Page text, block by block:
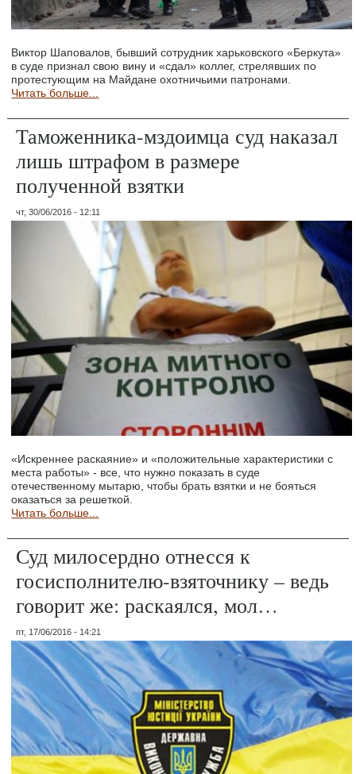
Виктор Шаповалов, бывший сотрудник харьковского «Беркута»
в суде признал свою вину и «сдал» коллег, стрелявших по
протестующим на Майдане охотничьими патронами.
Читать больше...
Таможенника-мздоимца суд наказал
лишь штрафом в размере
полученной взятки
чт, 30/06/2016 - 12:11
«Искреннее раскаяние» и «положительные характеристики с
места работы» - все, что нужно показать в суде
отечественному мытарю, чтобы брать взятки и не бояться
оказаться за решеткой.
Читать больше...
Суд милосердно отнесся к
госисполнителю-взяточнику – ведь
говорит же: раскаялся, мол…
пт, 17/06/2016 - 14:21